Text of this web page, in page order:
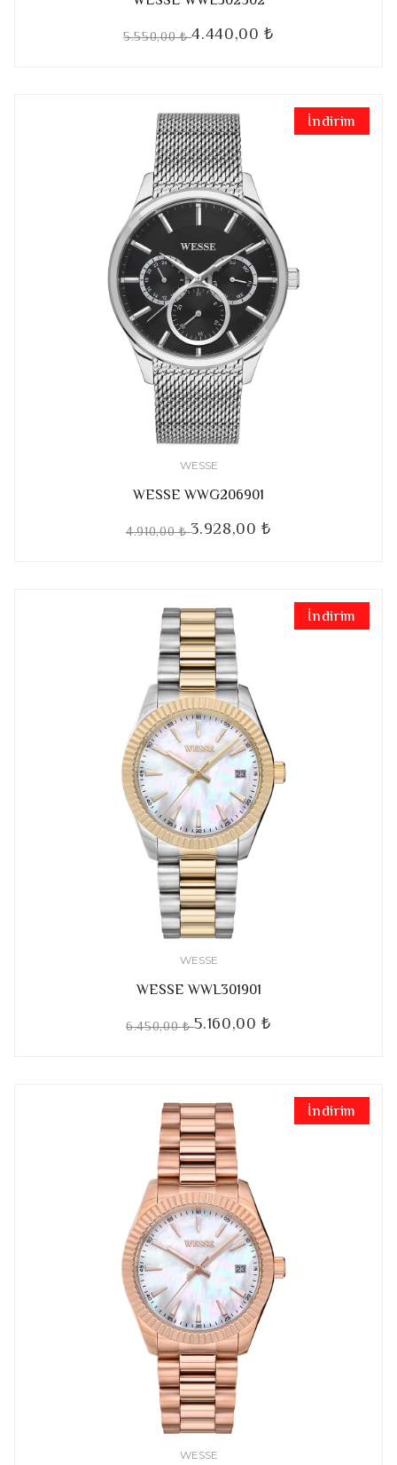
5.550,00 ₺4.440,00 ₺
İndirim
WESSE
WESSE WWG206901
4.910,00 ₺3.928,00 ₺
İndirim
WESSE
WESSE WWL301901
6.450,00 ₺5.160,00 ₺
İndirim
WESSE